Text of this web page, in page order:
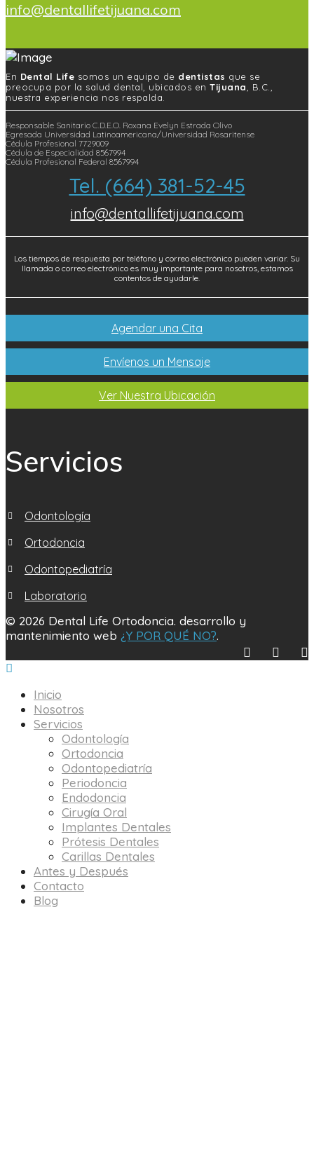
info@dentallifetijuana.com
En Dental Life somos un equipo de dentistas que se
preocupa por la salud dental, ubicados en Tijuana, B.C.,
nuestra experiencia nos respalda.
Responsable Sanitario C.D.E.O. Roxana Evelyn Estrada Olivo
Egresada Universidad Latinoamericana/Universidad Rosaritense
Cédula Profesional 7729009
Cédula de Especialidad 8567994
Cédula Profesional Federal 8567994
Tel. (664) 381-52-45
info@dentallifetijuana.com
Los tiempos de respuesta por teléfono y correo electrónico pueden variar. Su
llamada o correo electrónico es muy importante para nosotros, estamos
contentos de ayudarle.
Agendar una Cita
Envíenos un Mensaje
Ver Nuestra Ubicación
Servicios
Odontología
Ortodoncia
Odontopediatría
Laboratorio
© 2026 Dental Life Ortodoncia. desarrollo y
mantenimiento web ¿Y POR QUÉ NO?.
Inicio
Nosotros
Servicios
Odontología
Ortodoncia
Odontopediatría
Periodoncia
Endodoncia
Cirugía Oral
Implantes Dentales
Prótesis Dentales
Carillas Dentales
Antes y Después
Contacto
Blog